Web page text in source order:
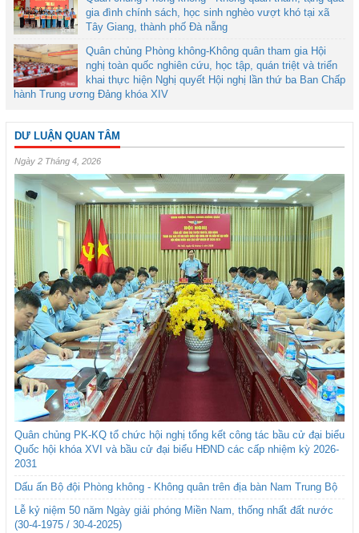
gia đình chính sách, học sinh nghèo vượt khó tại xã
Tây Giang, thành phố Đà nẵng
Quân chủng Phòng không-Không quân tham gia Hội
nghị toàn quốc nghiên cứu, học tập, quán triệt và triển
khai thực hiện Nghị quyết Hội nghị lần thứ ba Ban Chấp
hành Trung ương Đảng khóa XIV
DƯ LUẬN QUAN TÂM
Ngày 2 Tháng 4, 2026
Quân chủng PK-KQ tổ chức hội nghị tổng kết công tác bầu cử đại biểu
Quốc hội khóa XVI và bầu cử đại biểu HĐND các cấp nhiệm kỳ 2026-
2031
Dấu ấn Bộ đội Phòng không - Không quân trên địa bàn Nam Trung Bộ
Lễ kỷ niệm 50 năm Ngày giải phóng Miền Nam, thống nhất đất nước
(30-4-1975 / 30-4-2025)